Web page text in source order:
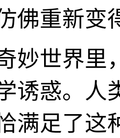
佛重新变
妙世界里
诱惑。人
满足了这